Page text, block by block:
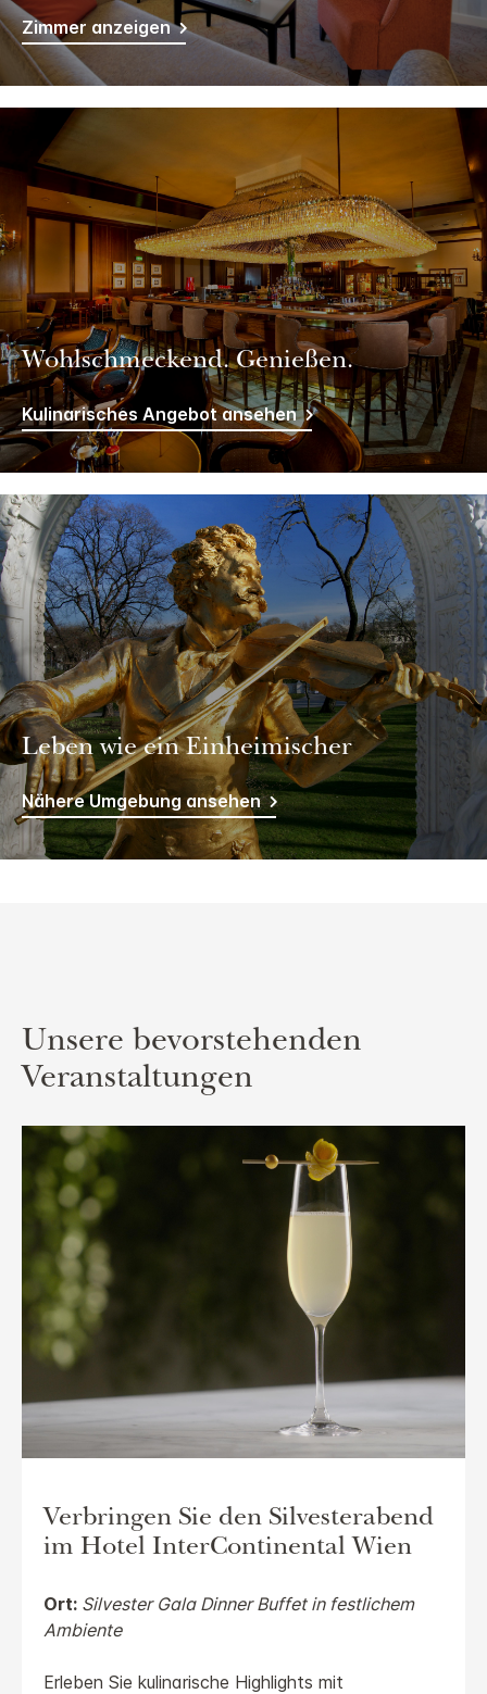
Zimmer anzeigen
Wohlschmeckend. Genießen.
Kulinarisches Angebot ansehen
Leben wie ein Einheimischer
Nähere Umgebung ansehen
Unsere bevorstehenden
Veranstaltungen
Slide
Verbringen Sie den Silvesterabend
im Hotel InterContinental Wien
Ort: Silvester Gala Dinner Buffet in festlichem
Ambiente
Erleben Sie kulinarische Highlights mit